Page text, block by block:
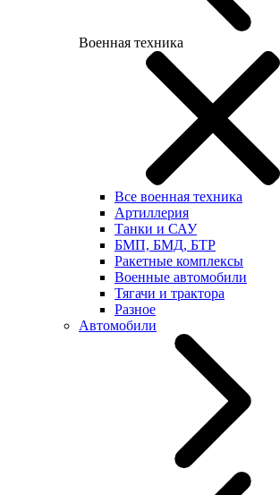
Военная техника
Все военная техника
Артиллерия
Танки и САУ
БМП, БМД, БТР
Ракетные комплексы
Военные автомобили
Тягачи и трактора
Разное
Автомобили